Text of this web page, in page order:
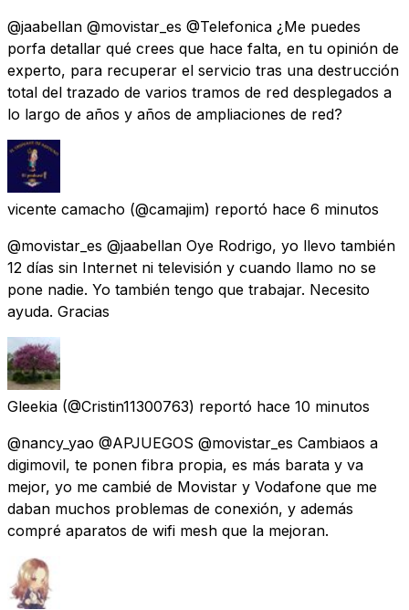
@jaabellan @movistar_es @Telefonica ¿Me puedes
porfa detallar qué crees que hace falta, en tu opinión de
experto, para recuperar el servicio tras una destrucción
total del trazado de varios tramos de red desplegados a
lo largo de años y años de ampliaciones de red?
vicente camacho (@camajim) reportó hace 6 minutos
@movistar_es @jaabellan Oye Rodrigo, yo llevo también
12 días sin Internet ni televisión y cuando llamo no se
pone nadie. Yo también tengo que trabajar. Necesito
ayuda. Gracias
Gleekia (@Cristin11300763) reportó hace 10 minutos
@nancy_yao @APJUEGOS @movistar_es Cambiaos a
digimovil, te ponen fibra propia, es más barata y va
mejor, yo me cambié de Movistar y Vodafone que me
daban muchos problemas de conexión, y además
compré aparatos de wifi mesh que la mejoran.